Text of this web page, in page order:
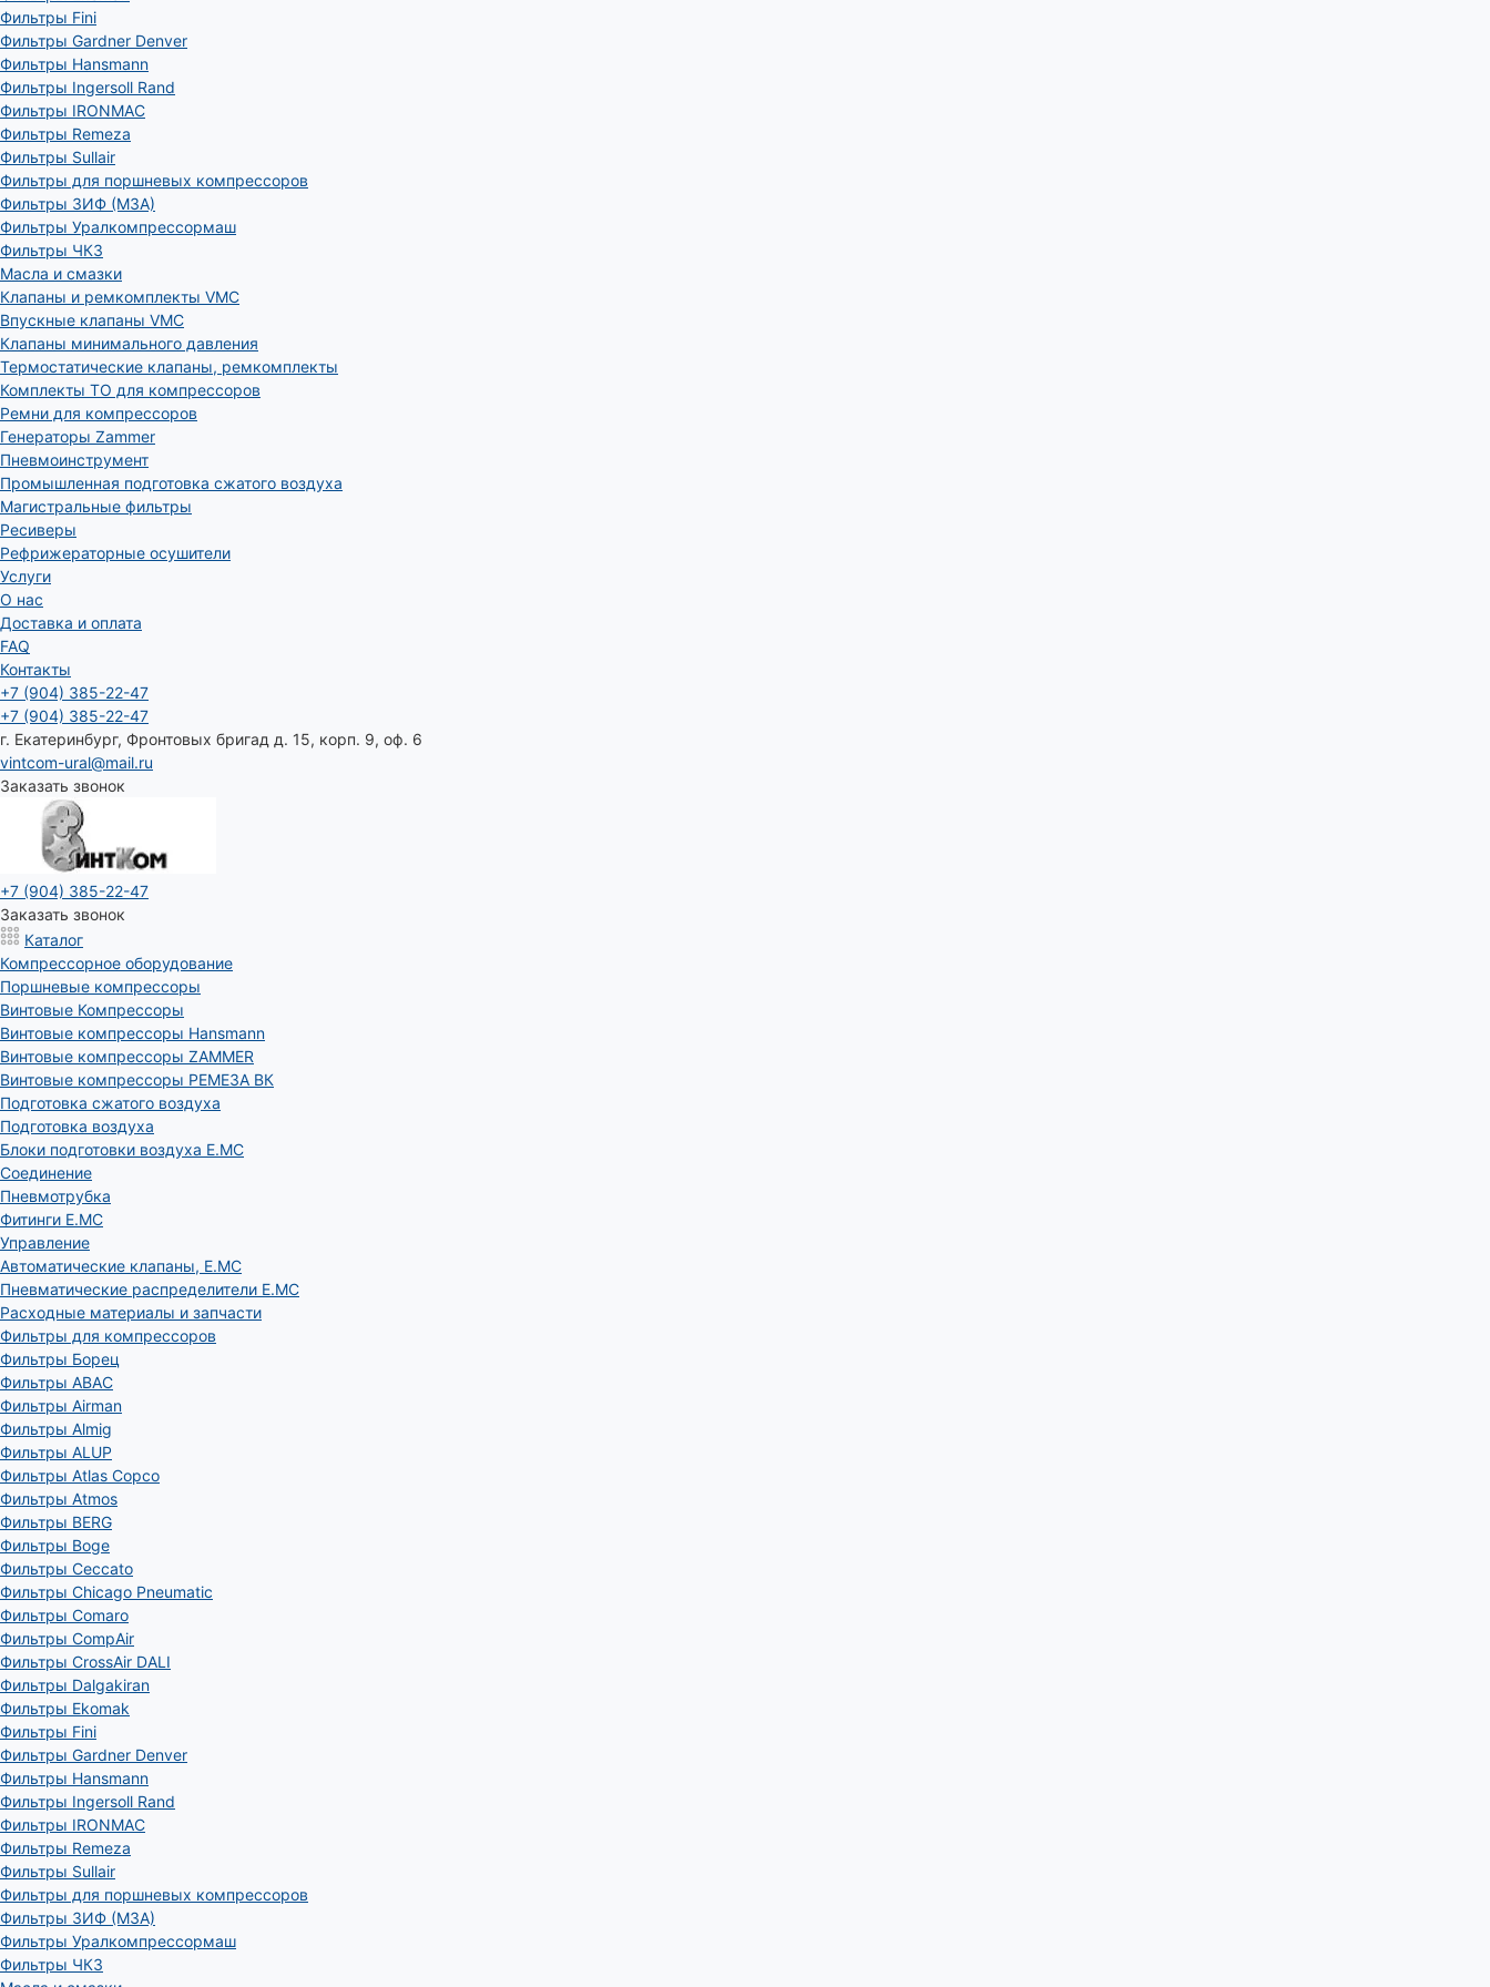
Фильтры Fini
Фильтры Gardner Denver
Фильтры Hansmann
Фильтры Ingersoll Rand
Фильтры IRONMAC
Фильтры Remeza
Фильтры Sullair
Фильтры для поршневых компрессоров
Фильтры ЗИФ (МЗА)
Фильтры Уралкомпрессормаш
Фильтры ЧКЗ
Масла и смазки
Клапаны и ремкомплекты VMC
Впускные клапаны VMC
Клапаны минимального давления
Термостатические клапаны, ремкомплекты
Комплекты ТО для компрессоров
Ремни для компрессоров
Генераторы Zammer
Пневмоинструмент
Промышленная подготовка сжатого воздуха
Магистральные фильтры
Ресиверы
Рефрижераторные осушители
Услуги
О нас
Доставка и оплата
FAQ
Контакты
+7 (904) 385-22-47
+7 (904) 385-22-47
г. Екатеринбург, Фронтовых бригад д. 15, корп. 9, оф. 6
vintcom-ural@mail.ru
Заказать звонок
+7 (904) 385-22-47
Заказать звонок
Каталог
Компрессорное оборудование
Поршневые компрессоры
Винтовые Компрессоры
Винтовые компрессоры Hansmann
Винтовые компрессоры ZAMMER
Винтовые компрессоры РЕМЕЗА ВК
Подготовка сжатого воздуха
Подготовка воздуха
Блоки подготовки воздуха E.MC
Соединение
Пневмотрубка
Фитинги E.MC
Управление
Автоматические клапаны, Е.МС
Пневматические распределители E.MC
Расходные материалы и запчасти
Фильтры для компрессоров
Фильтры Борец
Фильтры ABAC
Фильтры Airman
Фильтры Almig
Фильтры ALUP
Фильтры Atlas Copco
Фильтры Atmos
Фильтры BERG
Фильтры Boge
Фильтры Ceccato
Фильтры Chicago Pneumatic
Фильтры Comaro
Фильтры CompAir
Фильтры CrossAir DALI
Фильтры Dalgakiran
Фильтры Ekomak
Фильтры Fini
Фильтры Gardner Denver
Фильтры Hansmann
Фильтры Ingersoll Rand
Фильтры IRONMAC
Фильтры Remeza
Фильтры Sullair
Фильтры для поршневых компрессоров
Фильтры ЗИФ (МЗА)
Фильтры Уралкомпрессормаш
Фильтры ЧКЗ